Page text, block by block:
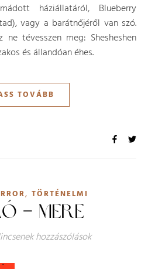
háziállatáról, Blueberry
vagy a barátnőjéről van szó.
tévesszen meg: Shesheshen
és állandóan éhes.
TOVÁBB
, TÖRTÉNELMI
– MERE
hozzászólások